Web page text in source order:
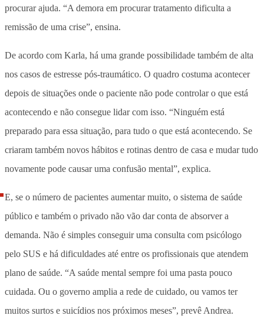
procurar ajuda. “A demora em procurar tratamento dificulta a
remissão de uma crise”, ensina.
De acordo com Karla, há uma grande possibilidade também de alta
nos casos de estresse pós-traumático. O quadro costuma acontecer
depois de situações onde o paciente não pode controlar o que está
acontecendo e não consegue lidar com isso. “Ninguém está
preparado para essa situação, para tudo o que está acontecendo. Se
criaram também novos hábitos e rotinas dentro de casa e mudar tudo
novamente pode causar uma confusão mental”, explica.
E, se o número de pacientes aumentar muito, o sistema de saúde
público e também o privado não vão dar conta de absorver a
demanda. Não é simples conseguir uma consulta com psicólogo
pelo SUS e há dificuldades até entre os profissionais que atendem
plano de saúde. “A saúde mental sempre foi uma pasta pouco
cuidada. Ou o governo amplia a rede de cuidado, ou vamos ter
muitos surtos e suicídios nos próximos meses”, prevê Andrea.